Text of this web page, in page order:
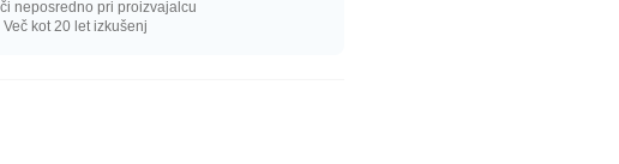
neposredno pri proizvajalcu
Več kot 20 let izkušenj